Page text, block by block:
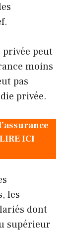
privée peut
moins
pas
privée.
ICI
les
dont
supérieur